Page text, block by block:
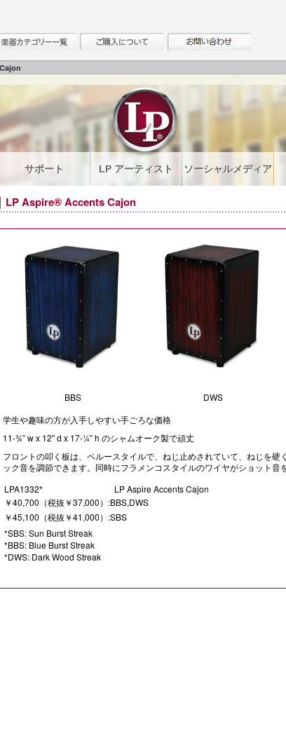
サポート LP アーティスト ソーシャルメディア
LP Aspire® Accents Cajon
BBS DWS
学生や趣味の方が入手しやすい手ごろな価格
11-¾” w x 12″ d x 17-¼” h のシャムオーク製で頑丈
フロントの叩く板は、ペルースタイルで、ねじ止めされていて、ねじを硬
ック音を調節できます。同時にフラメンコスタイルのワイヤがショット音
LPA1332*
LP Aspire Accents Cajon
￥40,700（税抜￥37,000）:BBS,DWS
￥45,100（税抜￥41,000）:SBS
*SBS: Sun Burst Streak
*BBS: Blue Burst Streak
*DWS: Dark Wood Streak